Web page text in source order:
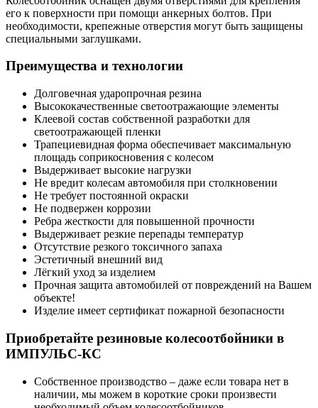
его к поверхности при помощи анкерных болтов. При
необходимости, крепежные отверстия могут быть защищены
специальными заглушками.
Преимущества и технологии
Долговечная ударопрочная резина
Высококачественные светоотражающие элементы
Клеевой состав собственной разработки для
светоотражающей пленки
Трапециевидная форма обеспечивает максимальную
площадь соприкосновения с колесом
Выдерживает высокие нагрузки
Не вредит колесам автомобиля при столкновении
Не требует постоянной окраски
Не подвержен коррозии
Ребра жесткости для повышенной прочности
Выдерживает резкие перепады температур
Отсутствие резкого токсичного запаха
Эстетичный внешний вид
Лёгкий уход за изделием
Прочная защита автомобилей от повреждений на Вашем
объекте!
Изделие имеет сертификат пожарной безопасности
Приобретайте резиновые колесоотбойники в
ИМПУЛЬС-КС
Собственное производство – даже если товара нет в
наличии, мы можем в короткие сроки произвести